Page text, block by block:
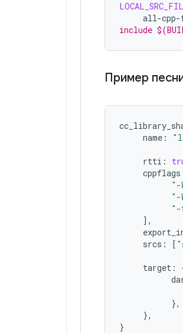
all-cpp-
include
Пример
name :
rtti :
cppflags
"-
"-
"-
],
srcs : [
target :
},
},
}